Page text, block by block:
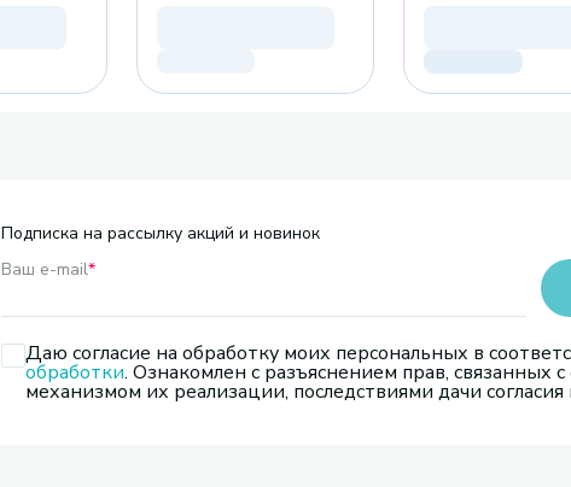
Подписка на рассылку акций и новинок
Ваш e-mail*
Даю согласие на обработку моих персональных в
обработки. Ознакомлен с разъяснением прав, связанных
механизмом их реализации, последствиями дачи согласия